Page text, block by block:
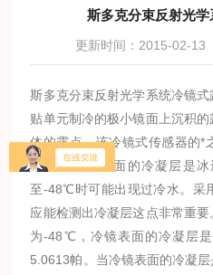
斯多克分束反射光
更新时间：2015-02-13
斯多克分束反射光学系统冷镜
贴单元制冷的极小镜面上沉积
体的露点。该冷镜式传感器的*
检测出冷镜表面的冷凝层是
至-48℃时可能出现过冷水。采
应能检测出冷凝层这点非常重
为-48℃，冷镜表面的冷凝层
5.0613帕。当冷镜表面的冷凝